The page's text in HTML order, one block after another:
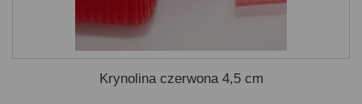
Krynolina czerwona 4,5 cm